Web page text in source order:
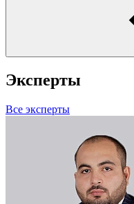
Эксперты
Все эксперты